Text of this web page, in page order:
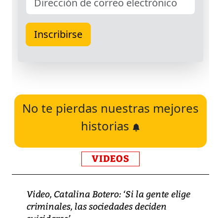
No te pierdas nuestras mejores
historias
VIDEOS
Video, Catalina Botero: ‘Si la gente elige
criminales, las sociedades deciden